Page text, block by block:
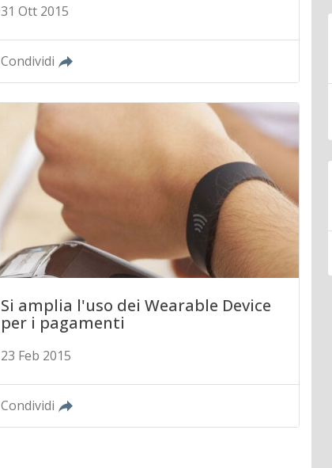
31 Ott 2015
Condividi
Si amplia l'uso dei Wearable Device
per i pagamenti
23 Feb 2015
Condividi